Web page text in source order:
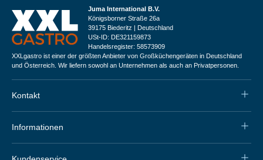
Juma International B.V.
Königsborner Straße 26a
39175 Biederitz | Deutschland
USt-ID: DE321159873
Handelsregister: 58573909
XXLgastro ist einer der größten Anbieter von Großküchengeräten in Deutschland
und Österreich. Wir liefern sowohl an Unternehmen als auch an Privatpersonen.
Kontakt
Informationen